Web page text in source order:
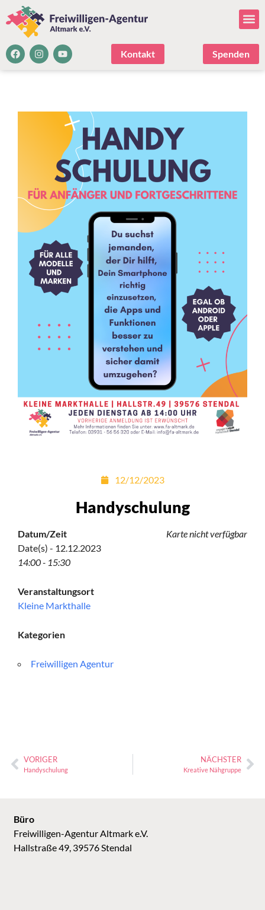
Kontakt Spenden
12/12/2023
Handyschulung
Karte nicht verfügbar
Datum/Zeit
Date(s) - 12.12.2023
14:00 - 15:30
Veranstaltungsort
Kleine Markthalle
Kategorien
Freiwilligen Agentur
VORIGER
Handyschulung
NÄCHSTER
Kreative Nähgruppe
Büro
Freiwilligen-Agentur Altmark e.V.
Hallstraße 49, 39576 Stendal